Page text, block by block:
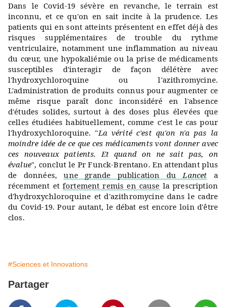
Dans le Covid-19 sévère en revanche, le terrain est
inconnu, et ce qu'on en sait incite à la prudence. Les
patients qui en sont atteints présentent en effet déjà des
risques supplémentaires de trouble du rythme
ventriculaire, notamment une inflammation au niveau
du cœur, une hypokaliémie ou la prise de médicaments
susceptibles d'interagir de façon délétère avec
l'hydroxychloroquine ou l'azithromycine.
L'administration de produits connus pour augmenter ce
même risque paraît donc inconsidéré en l'absence
d'études solides, surtout à des doses plus élevées que
celles étudiées habituellement, comme c'est le cas pour
l'hydroxychloroquine. "La vérité c'est qu'on n'a pas la
moindre idée de ce que ces médicaments vont donner avec
ces nouveaux patients. Et quand on ne sait pas, on
évalue", conclut le Pr Funck-Brentano. En attendant plus
de données,
une grande publication duLancet a
récemment et fortement remis en cause la prescription
d'hydroxychloroquine et d'azithromycine dans le cadre
du Covid-19. Pour autant, le débat est encore loin d'être
clos.
#Sciences et Innovations
Partager